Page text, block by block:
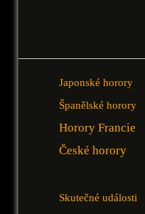
Japonské horory
Španělské horory
Horory Francie
České horory
Skutečné události